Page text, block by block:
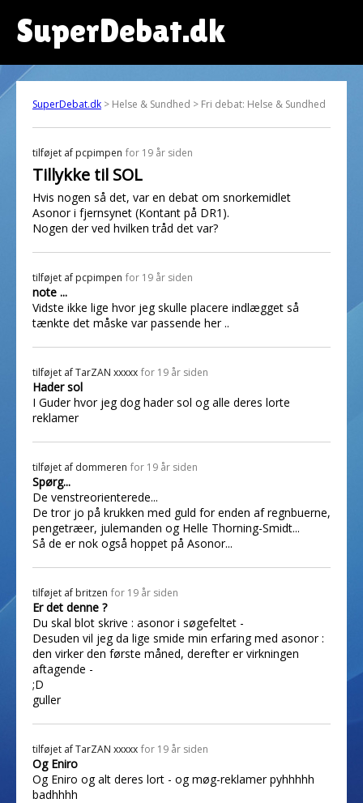
SuperDebat.dk
SuperDebat.dk > Helse & Sundhed > Fri debat: Helse & Sundhed
tilføjet af pcpimpen for 19 år siden
Tillykke til SOL
Hvis nogen så det, var en debat om snorkemidlet
Asonor i fjernsynet (Kontant på DR1).
Nogen der ved hvilken tråd det var?
tilføjet af pcpimpen for 19 år siden
note ...
Vidste ikke lige hvor jeg skulle placere indlægget så
tænkte det måske var passende her ..
tilføjet afTarZAN xxxxx for 19 år siden
Hader sol
I Guder hvor jeg dog hader sol og alle deres lorte
reklamer
tilføjet af dommeren for 19 år siden
Spørg...
De venstreorienterede...
De tror jo på krukken med guld for enden af regnbuerne,
pengetræer, julemanden og Helle Thorning-Smidt...
Så de er nok også hoppet på Asonor...
tilføjet af britzen for 19 år siden
Er det denne ?
Du skal blot skrive : asonor i søgefeltet -
Desuden vil jeg da lige smide min erfaring med asonor :
den virker den første måned, derefter er virkningen
aftagende -
;D
guller
tilføjet afTarZAN xxxxx for 19 år siden
Og Eniro
Og Eniro og alt deres lort - og møg-reklamer pyhhhhh
badhhhh